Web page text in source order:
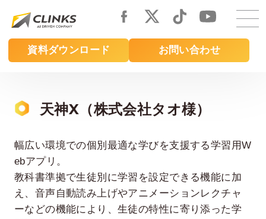
main
content
資料ダウンロード お問い合わせ
天神X（株式会社タオ様）
幅広い環境での個別最適な学びを支援する学習用W
ebアプリ。
教科書準拠で生徒別に学習を設定できる機能に加
え、音声自動読み上げやアニメーションレクチャ
ーなどの機能により、生徒の特性に寄り添った学